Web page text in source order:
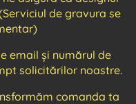
de gravura se
email și numărul de
solicitărilor noastre.
comanda ta